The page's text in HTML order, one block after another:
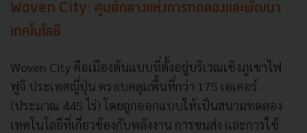
Woven City: ศูนย์กลางแห่งการทดลองและพัฒนา
เทคโนโลยี
Woven City คือเมืองต้นแบบที่ตั้งอยู่บริเวณเชิงภูเขาไฟ
ฟูจิ ประเทศญี่ปุ่น ครอบคลุมพื้นที่กว่า 175 เอเคอร์
(ประมาณ 445 ไร่) โดยถูกออกแบบให้เป็นสนามทดลอง
เทคโนโลยีที่เกี่ยวข้องกับพลังงาน การขนส่ง และการใช้